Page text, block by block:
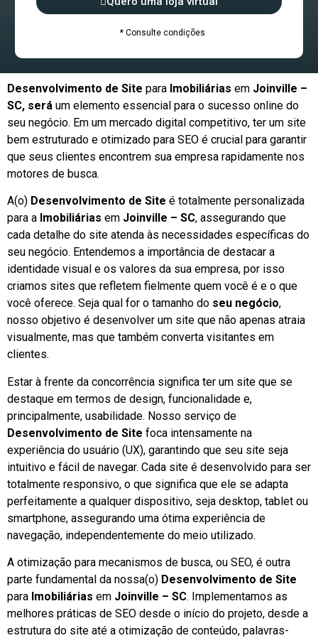
* Consulte condições
Desenvolvimento de Site para Imobiliárias em Joinville –
SC, será um elemento essencial para o sucesso online do
seu negócio. Em um mercado digital competitivo, ter um site
bem estruturado e otimizado para SEO é crucial para garantir
que seus clientes encontrem sua empresa rapidamente nos
motores de busca.
A(o) Desenvolvimento de Site é totalmente personalizada
para a Imobiliárias em Joinville – SC, assegurando que
cada detalhe do site atenda às necessidades específicas do
seu negócio. Entendemos a importância de destacar a
identidade visual e os valores da sua empresa, por isso
criamos sites que refletem fielmente quem você é e o que
você oferece. Seja qual for o tamanho do seu negócio,
nosso objetivo é desenvolver um site que não apenas atraia
visualmente, mas que também converta visitantes em
clientes.
Estar à frente da concorrência significa ter um site que se
destaque em termos de design, funcionalidade e,
principalmente, usabilidade. Nosso serviço de
Desenvolvimento de Site foca intensamente na
experiência do usuário (UX), garantindo que seu site seja
intuitivo e fácil de navegar. Cada site é desenvolvido para ser
totalmente responsivo, o que significa que ele se adapta
perfeitamente a qualquer dispositivo, seja desktop, tablet ou
smartphone, assegurando uma ótima experiência de
navegação, independentemente do meio utilizado.
A otimização para mecanismos de busca, ou SEO, é outra
parte fundamental da nossa(o) Desenvolvimento de Site
para Imobiliárias em Joinville – SC. Implementamos as
melhores práticas de SEO desde o início do projeto, desde a
estrutura do site até a otimização de conteúdo, palavras-